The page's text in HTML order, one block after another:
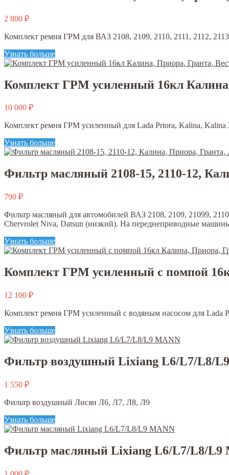
2 800 ₽
Комплект ремня ГРМ для ВАЗ 2108, 2109, 2110, 2111, 2112,
Узнать больше
Комплект ГРМ усиленный 16кл
10 000 ₽
Комплект ремня ГРМ усиленный для Lada Priora, Kalina, Kalina
Узнать больше
Фильтр масляный 2108-15, 2110-12,
790 ₽
Фильтр масляный для автомобилей ВАЗ 2108, 2109, 21099,
Chervrolet Niva, Datsun (низкий). На переднеприводные
Узнать больше
Комплект ГРМ усиленный с помпой
12 100 ₽
Комплект ремня ГРМ усиленный с водяным насосом для Lada
Узнать больше
Фильтр воздушный Lixiang L6/L7/L8/
1 550 ₽
Фильтр воздушный Лисян Л6, Л7, Л8, Л9
Узнать больше
Фильтр масляный Lixiang L6/L7/L8/L9